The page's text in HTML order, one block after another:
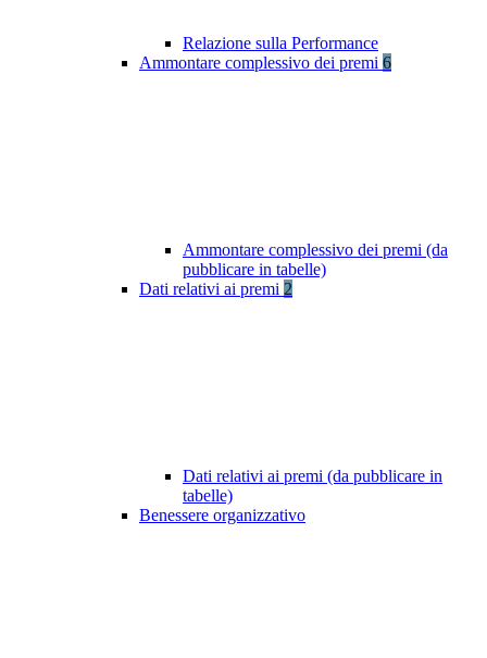
Relazione sulla Performance
Ammontare complessivo dei premi 6
Ammontare complessivo dei premi (da
pubblicare in tabelle)
Dati relativi ai premi 2
Dati relativi ai premi (da pubblicare in
tabelle)
Benessere organizzativo